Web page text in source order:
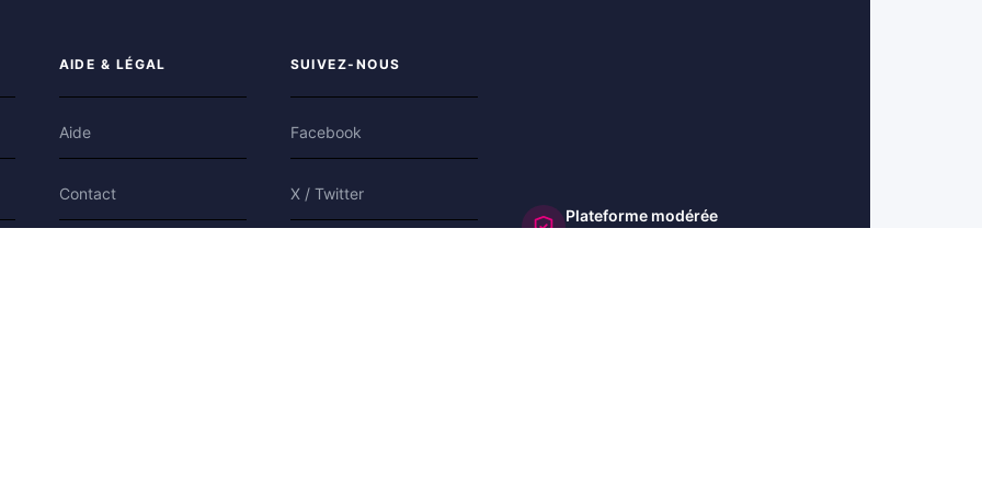
AIDE & LÉGAL
Aide
Contact
SUIVEZ-NOUS
Facebook
X / Twitter
Plateforme modérée